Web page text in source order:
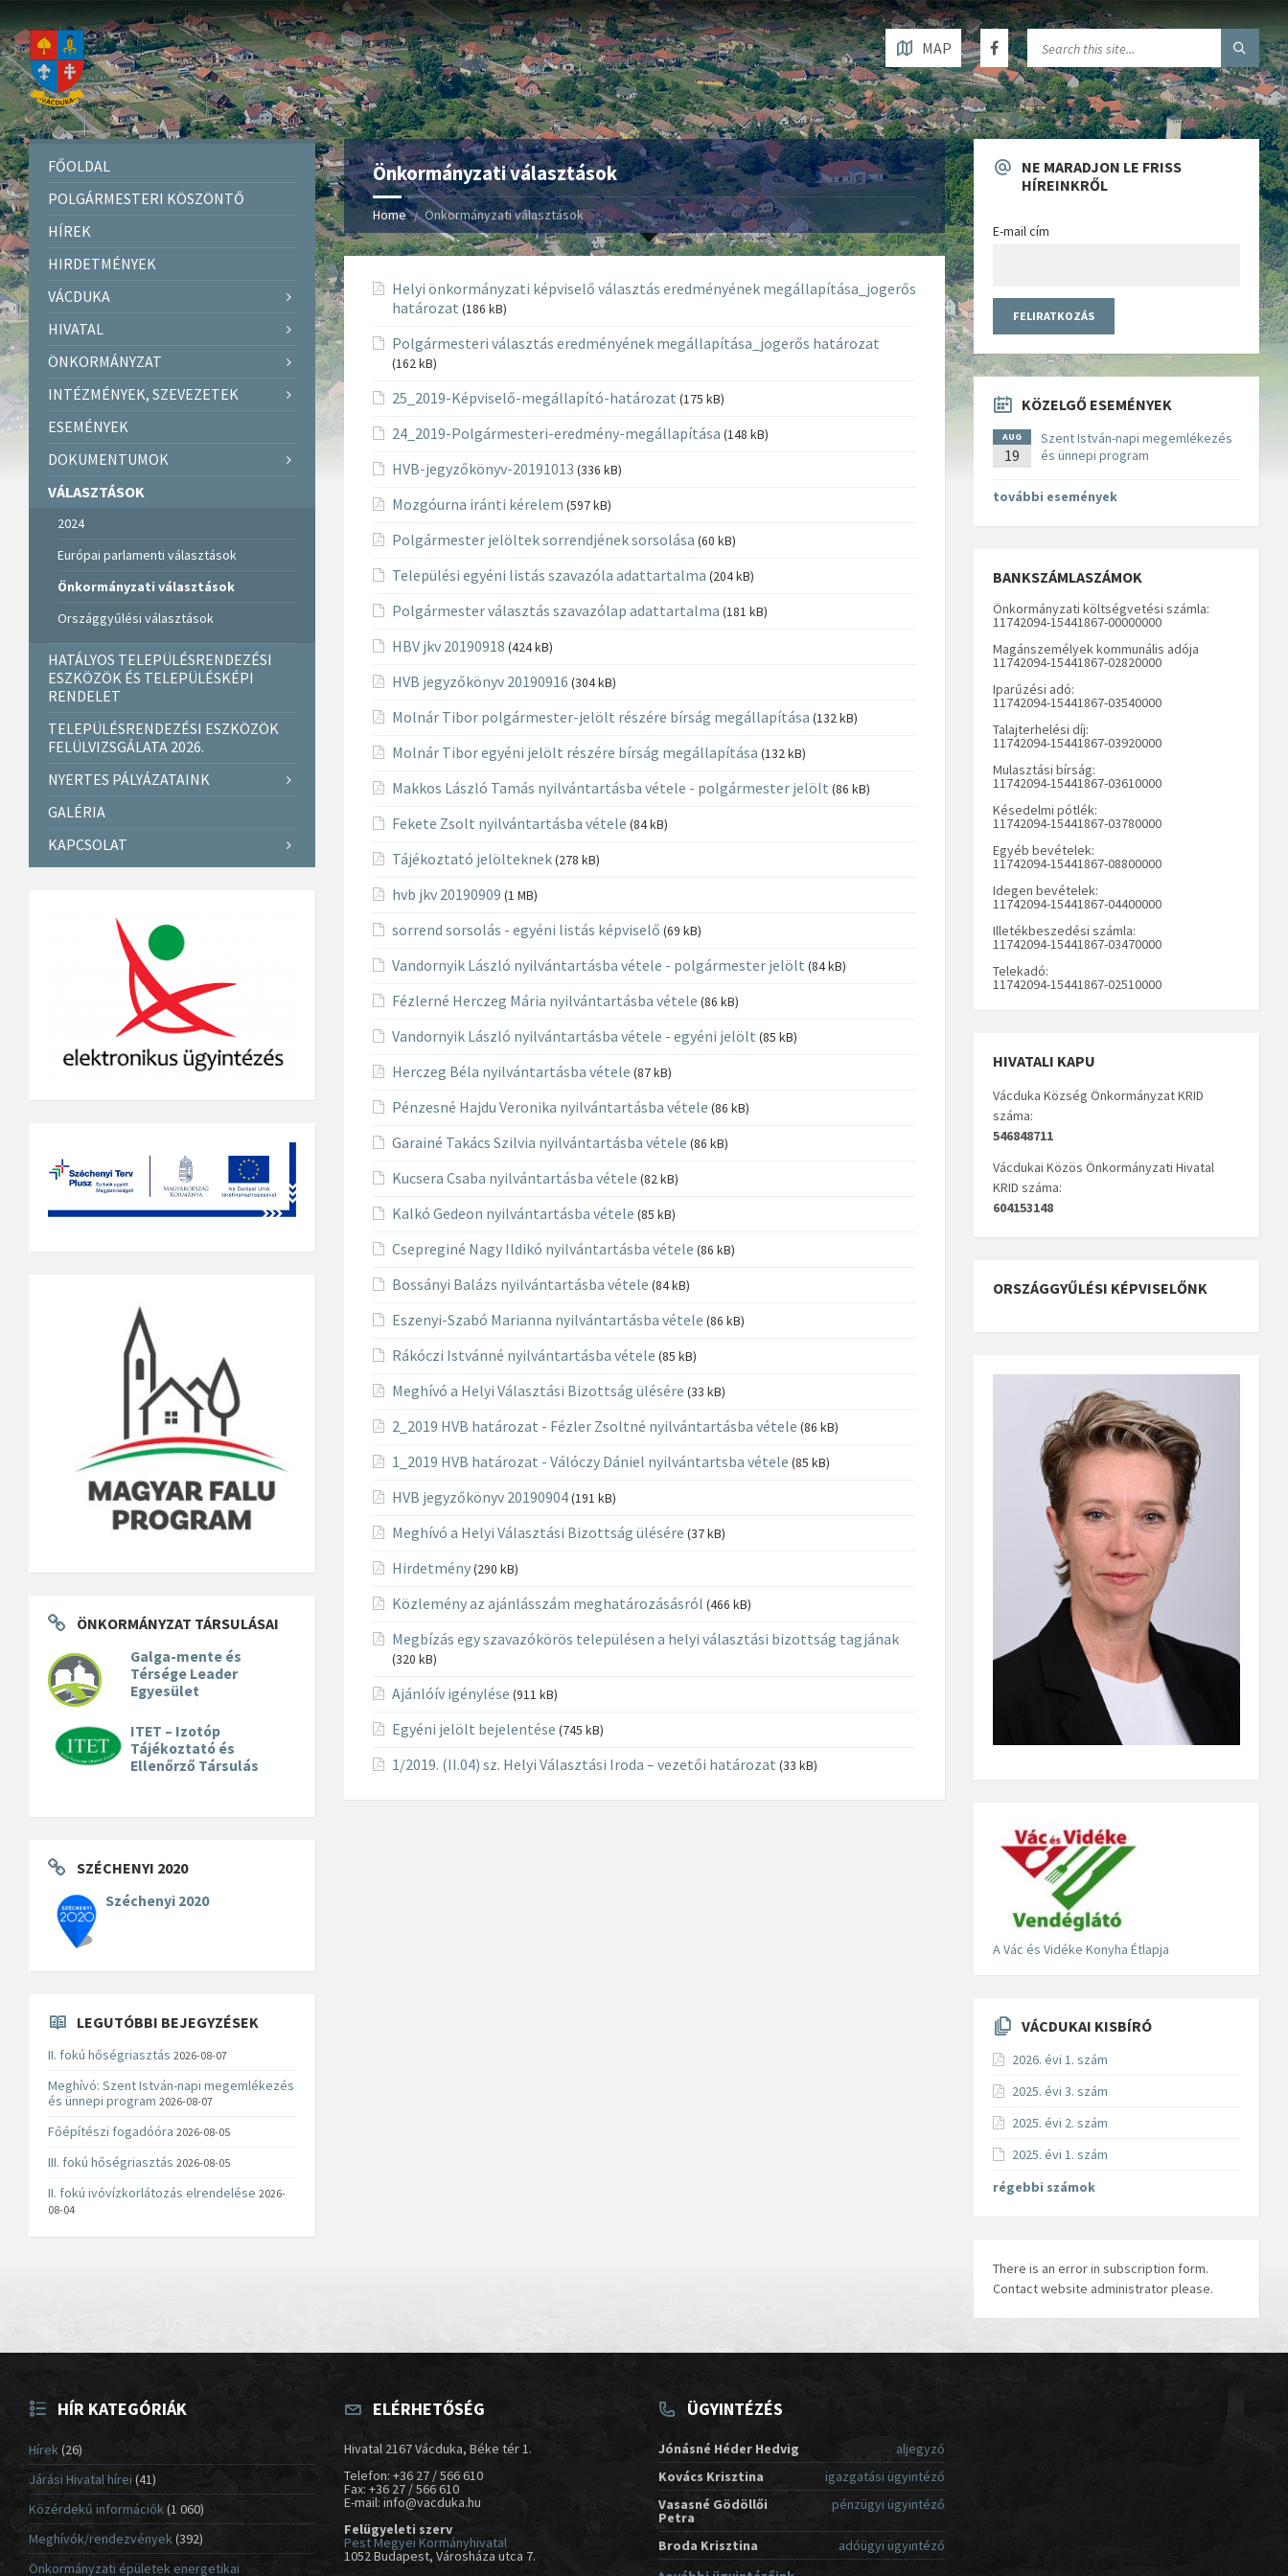
MAP
Önkormányzati választások
Home Önkormányzati választások
Helyi önkormányzati képviselő választás eredményének megállapítása_jogerős
határozat (186 kB)
Polgármesteri választás eredményének megállapítása_jogerős határozat
(162 kB)
25_2019-Képviselő-megállapító-határozat (175 kB)
24_2019-Polgármesteri-eredmény-megállapítása (148 kB)
HVB-jegyzőkönyv-20191013 (336 kB)
Mozgóurna iránti kérelem (597 kB)
Polgármester jelöltek sorrendjének sorsolása (60 kB)
Települési egyéni listás szavazóla adattartalma (204 kB)
Polgármester választás szavazólap adattartalma (181 kB)
HBV jkv 20190918 (424 kB)
HVB jegyzőkönyv 20190916 (304 kB)
Molnár Tibor polgármester-jelölt részére bírság megállapítása (132 kB)
Molnár Tibor egyéni jelölt részére bírság megállapítása (132 kB)
Makkos László Tamás nyilvántartásba vétele - polgármester jelölt (86 kB)
Fekete Zsolt nyilvántartásba vétele (84 kB)
Tájékoztató jelölteknek (278 kB)
hvb jkv 20190909 (1 MB)
sorrend sorsolás - egyéni listás képviselő (69 kB)
Vandornyik László nyilvántartásba vétele - polgármester jelölt (84 kB)
Fézlerné Herczeg Mária nyilvántartásba vétele (86 kB)
Vandornyik László nyilvántartásba vétele - egyéni jelölt (85 kB)
Herczeg Béla nyilvántartásba vétele (87 kB)
Pénzesné Hajdu Veronika nyilvántartásba vétele (86 kB)
Garainé Takács Szilvia nyilvántartásba vétele (86 kB)
Kucsera Csaba nyilvántartásba vétele (82 kB)
Kalkó Gedeon nyilvántartásba vétele (85 kB)
Csepreginé Nagy Ildikó nyilvántartásba vétele (86 kB)
Bossányi Balázs nyilvántartásba vétele (84 kB)
Eszenyi-Szabó Marianna nyilvántartásba vétele (86 kB)
Rákóczi Istvánné nyilvántartásba vétele (85 kB)
Meghívó a Helyi Választási Bizottság ülésére (33 kB)
2_2019 HVB határozat - Fézler Zsoltné nyilvántartásba vétele (86 kB)
1_2019 HVB határozat - Válóczy Dániel nyilvántartsba vétele (85 kB)
HVB jegyzőkönyv 20190904 (191 kB)
Meghívó a Helyi Választási Bizottság ülésére (37 kB)
Hirdetmény (290 kB)
Közlemény az ajánlásszám meghatározásásról (466 kB)
Megbízás egy szavazókörös településen a helyi választási bizottság tagjának
(320 kB)
Ajánlóív igénylése (911 kB)
Egyéni jelölt bejelentése (745 kB)
1/2019. (II.04) sz. Helyi Választási Iroda – vezetői határozat (33 kB)
FŐOLDAL
POLGÁRMESTERI KÖSZÖNTŐ
HÍREK
HIRDETMÉNYEK
VÁCDUKA
HIVATAL
ÖNKORMÁNYZAT
INTÉZMÉNYEK, SZEVEZETEK
ESEMÉNYEK
DOKUMENTUMOK
VÁLASZTÁSOK
2024
Európai parlamenti választások
Önkormányzati választások
Országgyűlési választások
HATÁLYOS TELEPÜLÉSRENDEZÉSI
ESZKÖZÖK ÉS TELEPÜLÉSKÉPI
RENDELET
TELEPÜLÉSRENDEZÉSI ESZKÖZÖK
FELÜLVIZSGÁLATA 2026.
NYERTES PÁLYÁZATAINK
GALÉRIA
KAPCSOLAT
ÖNKORMÁNYZAT TÁRSULÁSAI
Galga-mente és
Térsége Leader
Egyesület
ITET – Izotóp
Tájékoztató és
Ellenőrző Társulás
SZÉCHENYI 2020
Széchenyi 2020
LEGUTÓBBI BEJEGYZÉSEK
II. fokú hőségriasztás 2026-08-07
Meghívó: Szent István-napi megemlékezés
és ünnepi program 2026-08-07
Főépítészi fogadóóra 2026-08-05
III. fokú hőségriasztás 2026-08-05
II. fokú ivóvízkorlátozás elrendelése 2026-
08-04
NE MARADJON LE FRISS
HÍREINKRŐL
E-mail cím
KÖZELGŐ ESEMÉNYEK
AUG
19
Szent István-napi megemlékezés
és ünnepi program
további események
BANKSZÁMLASZÁMOK
Önkormányzati költségvetési számla:
11742094-15441867-00000000
Magánszemélyek kommunális adója
11742094-15441867-02820000
Iparűzési adó:
11742094-15441867-03540000
Talajterhelési díj:
11742094-15441867-03920000
Mulasztási bírság:
11742094-15441867-03610000
Késedelmi pótlék:
11742094-15441867-03780000
Egyéb bevételek:
11742094-15441867-08800000
Idegen bevételek:
11742094-15441867-04400000
Illetékbeszedési számla:
11742094-15441867-03470000
Telekadó:
11742094-15441867-02510000
HIVATALI KAPU
Vácduka Község Önkormányzat KRID
száma:
546848711
Vácdukai Közös Önkormányzati Hivatal
KRID száma:
604153148
ORSZÁGGYŰLÉSI KÉPVISELŐNK
A Vác és Vidéke Konyha Étlapja
VÁCDUKAI KISBÍRÓ
2026. évi 1. szám
2025. évi 3. szám
2025. évi 2. szám
2025. évi 1. szám
régebbi számok
There is an error in subscription form.
Contact website administrator please.
HÍR KATEGÓRIÁK
Hírek (26)
Járási Hivatal hírei (41)
Közérdekű információk(1 060)
Meghívók/rendezvények(392)
Önkormányzati épületek energetikai
ELÉRHETŐSÉG
Hivatal 2167 Vácduka, Béke tér 1.
Telefon: +36 27 / 566 610
Fax: +36 27 / 566 610
E-mail: info@vacduka.hu
Felügyeleti szerv
Pest Megyei Kormányhivatal
1052 Budapest, Városháza utca 7.
ÜGYINTÉZÉS
Jónásné Héder Hedvig
aljegyző
Kovács Krisztina
igazgatási ügyintéző
Vasasné Gödöllői
Petra
pénzügyi ügyintéző
Broda Krisztina
adóügyi ügyintéző